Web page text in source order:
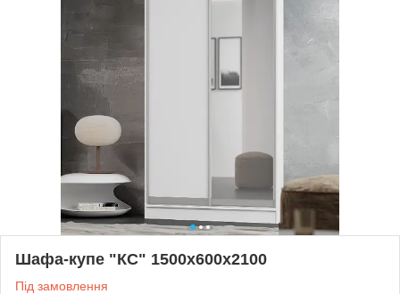
Шафа-купе "КС" 1500х600х2100
Під замовлення